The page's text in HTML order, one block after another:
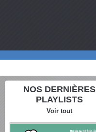
NOS DERNIÈRES
PLAYLISTS
Voir tout